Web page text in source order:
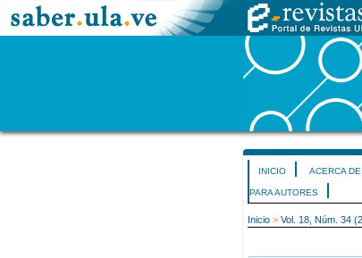
INICIO ACERCA DE
PARA AUTORES
Inicio > Vol. 18, Núm. 34